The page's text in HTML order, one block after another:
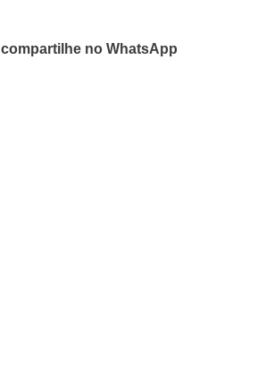
compartilhe no WhatsApp